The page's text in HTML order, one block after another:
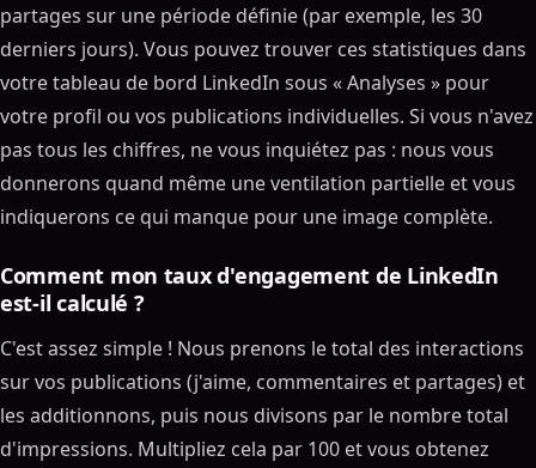
partages sur une période définie (par exemple, les 30
derniers jours). Vous pouvez trouver ces statistiques dans
votre tableau de bord LinkedIn sous « Analyses » pour
votre profil ou vos publications individuelles. Si vous n'avez
pas tous les chiffres, ne vous inquiétez pas : nous vous
donnerons quand même une ventilation partielle et vous
indiquerons ce qui manque pour une image complète.
Comment mon taux d'engagement de LinkedIn
est-il calculé ?
C'est assez simple ! Nous prenons le total des interactions
sur vos publications (j'aime, commentaires et partages) et
les additionnons, puis nous divisons par le nombre total
d'impressions. Multipliez cela par 100 et vous obtenez